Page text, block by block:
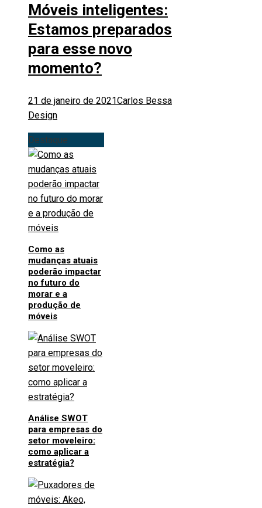
Móveis inteligentes:
Estamos preparados
para esse novo
momento?
21 de janeiro de 2021Carlos Bessa
Design
Destaque
Como as
mudanças atuais
poderão impactar
no futuro do
morar e a
produção de
móveis
Análise SWOT
para empresas do
setor moveleiro:
como aplicar a
estratégia?